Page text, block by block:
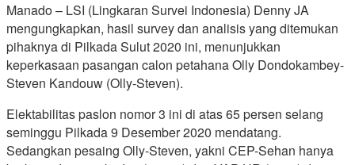
Manado – LSI (Lingkaran Survei Indonesia) Denny JA
mengungkapkan, hasil survey dan analisis yang ditemukan
pihaknya di Pilkada Sulut 2020 ini, menunjukkan
keperkasaan pasangan calon petahana Olly Dondokambey-
Steven Kandouw (Olly-Steven).
Elektabilitas paslon nomor 3 ini di atas 65 persen selang
seminggu Pilkada 9 Desember 2020 mendatang.
Sedangkan pesaing Olly-Steven, yakni CEP-Sehan hanya